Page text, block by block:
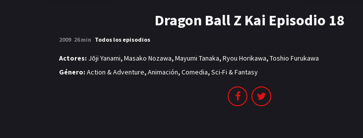
Dragon Ball Z Kai Episodio 18
2009 26 min Todos los episodios
Actores: Jōji Yanami,Masako Nozawa,Mayumi Tanaka,Ryou Horikawa,Toshio Furukawa
Género: Action & Adventure,Animación,Comedia,Sci-Fi & Fantasy